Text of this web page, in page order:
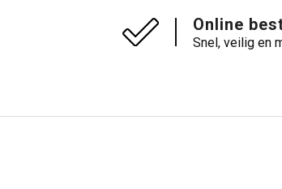
Online
Snel, veilig en